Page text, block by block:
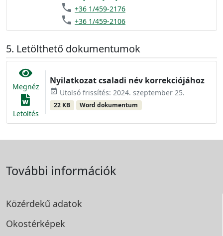
phone +36 1/459-2176
phone +36 1/459-2106
Letölthető dokumentumok
Megnéz
Letöltés
Nyilatkozat csaladi név korrekciójához
event_available Utolsó frissítés: 2024. szeptember 25.
22 KB Word dokumentum
További információk
Közérdekű adatok
Okostérképek